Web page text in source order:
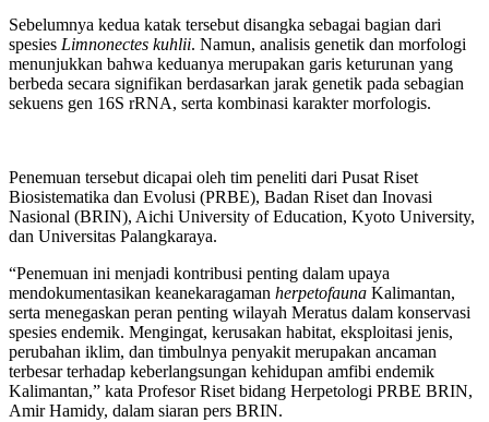
Sebelumnya kedua katak tersebut disangka sebagai bagian dari
spesies Limnonectes kuhlii. Namun, analisis genetik dan morfologi
menunjukkan bahwa keduanya merupakan garis keturunan yang
berbeda secara signifikan berdasarkan jarak genetik pada sebagian
sekuens gen 16S rRNA, serta kombinasi karakter morfologis.
Penemuan tersebut dicapai oleh tim peneliti dari Pusat Riset
Biosistematika dan Evolusi (PRBE), Badan Riset dan Inovasi
Nasional (BRIN), Aichi University of Education, Kyoto University,
dan Universitas Palangkaraya.
“Penemuan ini menjadi kontribusi penting dalam upaya
mendokumentasikan keanekaragaman herpetofauna Kalimantan,
serta menegaskan peran penting wilayah Meratus dalam konservasi
spesies endemik. Mengingat, kerusakan habitat, eksploitasi jenis,
perubahan iklim, dan timbulnya penyakit merupakan ancaman
terbesar terhadap keberlangsungan kehidupan amfibi endemik
Kalimantan,” kata Profesor Riset bidang Herpetologi PRBE BRIN,
Amir Hamidy, dalam siaran pers BRIN.